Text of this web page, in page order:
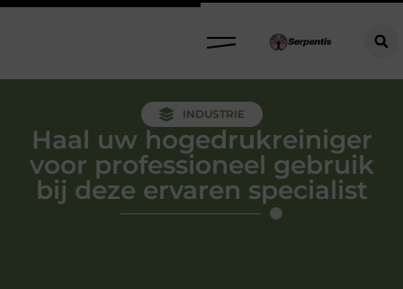
INDUSTRIE
Haal uw hogedrukreiniger
voor professioneel gebruik
bij deze ervaren specialist